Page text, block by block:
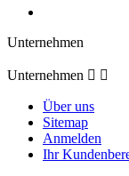
Unternehmen
Unternehmen  
Über uns
Sitemap
Anmelden
Ihr